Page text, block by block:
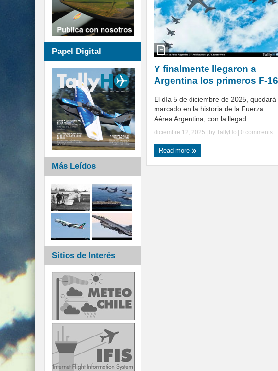
Y finalmente llegaron a
Argentina los primeros F-16
El día 5 de diciembre de 2025, quedará
marcado en la historia de la Fuerza
Aérea Argentina, con la llegad ...
diciembre 12, 2025 | by TallyHo 0 comments
Read more
Papel Digital
Más Leídos
Sitios de Interés